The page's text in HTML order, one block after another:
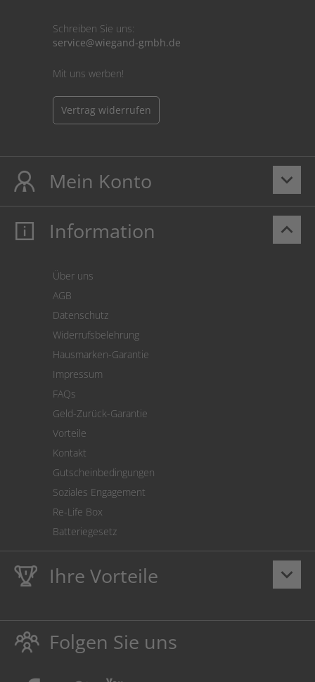
Schreiben Sie uns:
service@wiegand-gmbh.de
Mit uns werben!
Vertrag widerrufen
keyboard_arrow_down
Mein Konto
Mein Konto
Cookie Einstellungen
keyboard_arrow_up
Information
Über uns
AGB
Datenschutz
Widerrufsbelehrung
Hausmarken-Garantie
Impressum
FAQs
Geld-Zurück-Garantie
Vorteile
Kontakt
Gutscheinbedingungen
Soziales Engagement
Re-Life Box
Batteriegesetz
keyboard_arrow_down
Ihre Vorteile
LebenslangeHausmarke Garantieauf Toner und Tinte
schützt auch Ihren Drucker.
Umweltfreundlich dadurch Abfallvermeidung.
Folgen Sie uns